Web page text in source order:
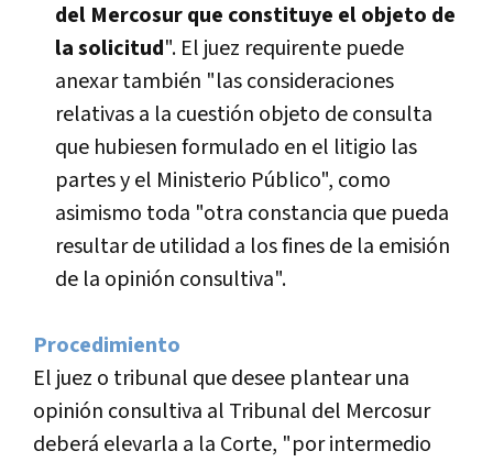
del Mercosur que constituye el objeto de
la solicitud". El juez requirente puede
anexar también "las consideraciones
relativas a la cuestión objeto de consulta
que hubiesen formulado en el litigio las
partes y el Ministerio Público", como
asimismo toda "otra constancia que pueda
resultar de utilidad a los fines de la emisión
de la opinión consultiva".
Procedimiento
El juez o tribunal que desee plantear una
opinión consultiva al Tribunal del Mercosur
deberá elevarla a la Corte, "por intermedio